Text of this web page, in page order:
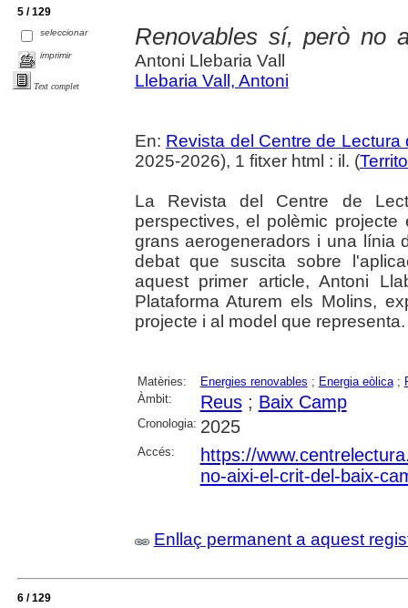
5 / 129
seleccionar
imprimir
Text complet
Renovables sí, però no
Antoni Llebaria Vall
Llebaria Vall, Antoni
En: Revista del Centre de Lectura
2025-2026), 1 fitxer html : il. (
La Revista del Centre de
perspectives, el polèmic
grans aerogeneradors i una línia
debat que suscita sobre
aquest primer article, Antoni
Plataforma Aturem els Molins,
projecte i al model que representa.
Matèries: Energies renovables ; Energia eòlica;
Àmbit:
Reus; Baix Camp
Cronologia: 2025
Accés:
https://
no-aixi-el-crit-del-baix-
Enllaç permanent a aquest
6 / 129